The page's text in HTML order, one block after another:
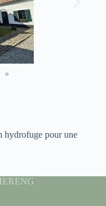
hydrofuge pour une